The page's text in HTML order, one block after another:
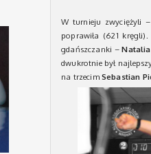
W turnieju zwyciężyli
poprawiła (621
gdańszczanki –
dwukrotnie był
na trzecim Sebastian